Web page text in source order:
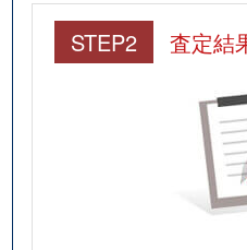
STEP2 査定結